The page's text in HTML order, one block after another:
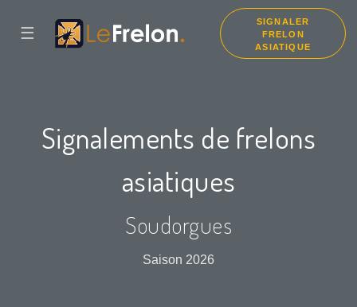
☰
SIGNALER
FRELON
ASIATIQUE
Signalements de frelons
asiatiques
Soudorgues
Saison 2026